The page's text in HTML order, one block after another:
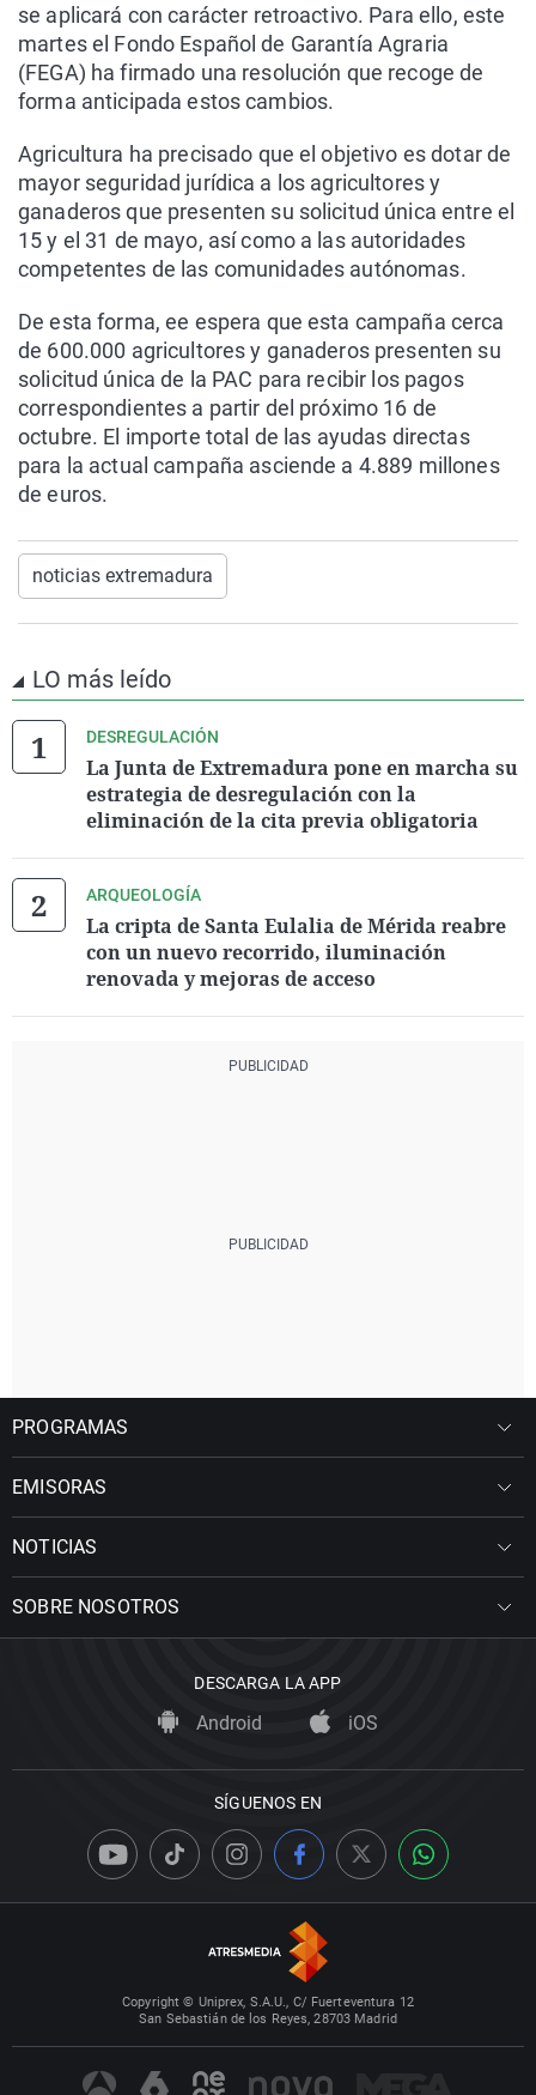
se aplicará con carácter retroactivo. Para ello, este
martes el Fondo Español de Garantía Agraria
(FEGA) ha firmado una resolución que recoge de
forma anticipada estos cambios.
Agricultura ha precisado que el objetivo es dotar de
mayor seguridad jurídica a los agricultores y
ganaderos que presenten su solicitud única entre el
15 y el 31 de mayo, así como a las autoridades
competentes de las comunidades autónomas.
De esta forma, ee espera que esta campaña cerca
de 600.000 agricultores y ganaderos presenten su
solicitud única de la PAC para recibir los pagos
correspondientes a partir del próximo 16 de
octubre. El importe total de las ayudas directas
para la actual campaña asciende a 4.889 millones
de euros.
noticias extremadura
LO más leído
DESREGULACIÓN
La Junta de Extremadura pone en marcha su
estrategia de desregulación con la
eliminación de la cita previa obligatoria
ARQUEOLOGÍA
La cripta de Santa Eulalia de Mérida reabre
con un nuevo recorrido, iluminación
renovada y mejoras de acceso
PROGRAMAS
EMISORAS
NOTICIAS
SOBRE NOSOTROS
DESCARGA LA APP
Android iOS
SÍGUENOS EN
Copyright © Uniprex, S.A.U., C/ Fuerteventura 12
San Sebastián de los Reyes, 28703 Madrid